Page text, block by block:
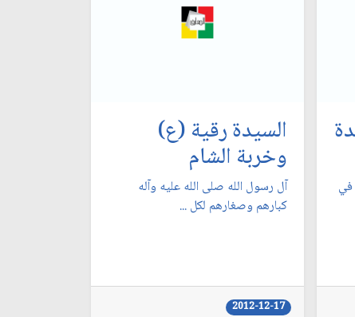
في
السيدة رقية (ع)
وخربة الشام
آل رسول الله صلى الله عليه وآله
كبارهم وصغارهم لكل ...
2012-12-17